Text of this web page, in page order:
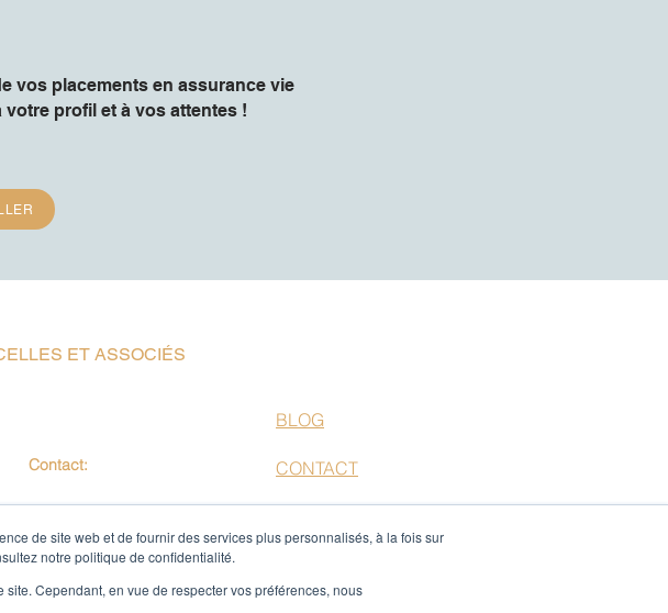
de site web et de fournir des services plus personnalisés, à la fois sur
notre politique de confidentialité.
Cependant, en vue de respecter vos préférences, nous
vos placements en assurance vie
profil et à vos attentes !
ET ASSOCIÉS
Contact:
BLOG
CONTACT
NEWSLETTER